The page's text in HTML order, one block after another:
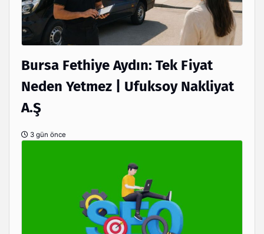
Bursa Fethiye Aydın: Tek Fiyat
Neden Yetmez | Ufuksoy Nakliyat
A.Ş
3 gün önce